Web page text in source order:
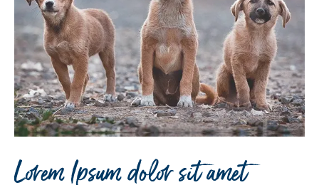
Lorem Ipsum dolor sit amet